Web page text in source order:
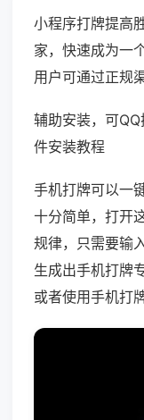
小程序打牌提高
家，快速成为一
用户可通过正规
辅助安装，可
件安装教程
手机打牌可以一
十分简单，打开
规律，只需要输
生成出手机打牌
或者使用手机打